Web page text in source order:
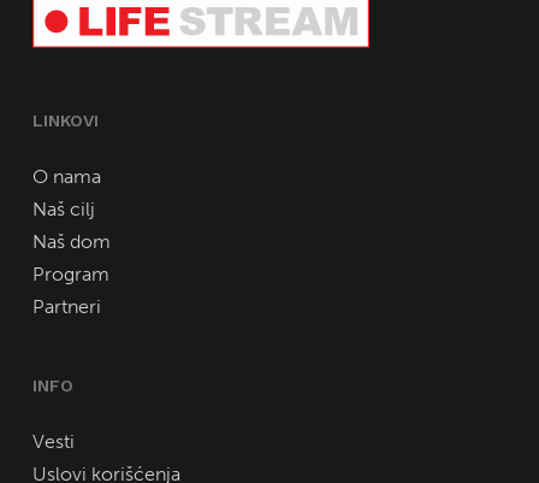
LINKOVI
O nama
Naš cilj
Naš dom
Program
Partneri
INFO
Vesti
Uslovi korišćenja